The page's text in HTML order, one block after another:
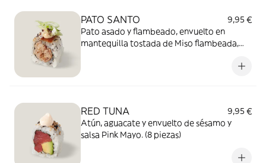
PATO SANTO
9,95 €
Pato asado y flambeado, envuelto en
mantequilla tostada de Miso flambeada,
RED TUNA
9,95 €
Atún, aguacate y envuelto de sésamo y
salsa Pink Mayo. (8 piezas)